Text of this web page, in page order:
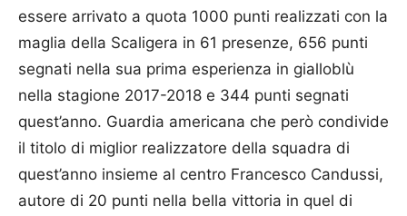
essere arrivato a quota 1000 punti realizzati con la
maglia della Scaligera in 61 presenze, 656 punti
segnati nella sua prima esperienza in gialloblù
nella stagione 2017-2018 e 344 punti segnati
quest’anno. Guardia americana che però condivide
il titolo di miglior realizzatore della squadra di
quest’anno insieme al centro Francesco Candussi,
autore di 20 punti nella bella vittoria in quel di